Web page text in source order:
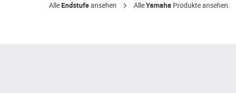
AlleEndstufeansehen AlleYamaha Produkte ansehen.